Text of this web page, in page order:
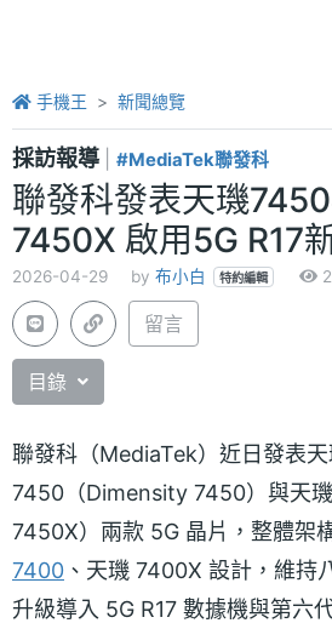
手機王 新聞總覽
採訪報導 #MediaTek聯發科
聯發科發表天璣
7450X 啟用5G R17
2026-04-29 by 布小白 特約編輯
留言
目錄
聯發科（MediaTek）近日發表
7450（Dimensity 7450）與天
7450X）兩款 5G 晶片，整體架
7400 、天璣 7400X 設計，維持
升級導入 5G R17 數據機與第六